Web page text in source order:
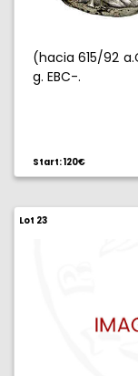
(hacia 615/92
g. EBC-.
Start: 120€
Lot 23